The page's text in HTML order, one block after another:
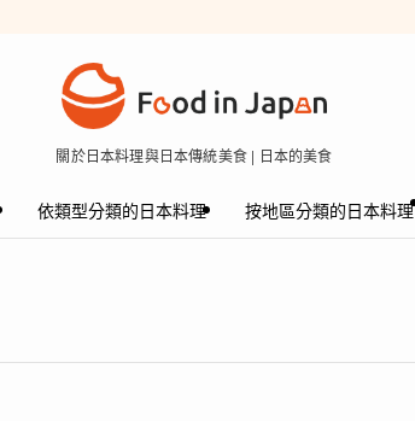
關於日本料理與日本傳統美食 | 日本的美食
依類型分類的日本料理 按地區分類的日本料理